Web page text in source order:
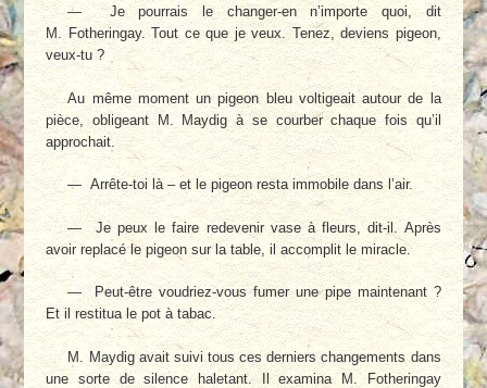
— Je pourrais le changer-en n’importe quoi, dit
M. Fotheringay. Tout ce que je veux. Tenez, deviens pigeon,
veux-tu ?
Au même moment un pigeon bleu volti­geait autour de la
pièce, obligeant M. Maydig à se courber chaque fois qu’il
approchait.
— Arrête-toi là – et le pigeon resta immo­bile dans l’air.
— Je peux le faire redevenir vase à fleurs, dit-il. Après
avoir replacé le pigeon sur la table, il accomplit le miracle.
— Peut-être voudriez-vous fumer une pipe maintenant ?
Et il restitua le pot à tabac.
M. Maydig avait suivi tous ces derniers changements dans
une sorte de silence hale­tant. Il examina M. Fotheringay